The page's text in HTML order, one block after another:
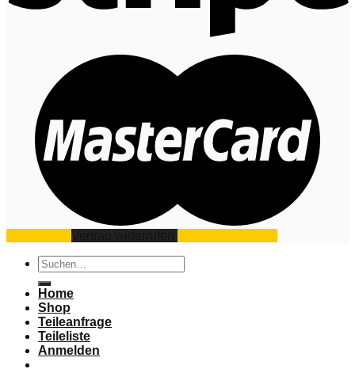
Suchen
nach:
Home
Shop
Teileanfrage
Teileliste
Anmelden